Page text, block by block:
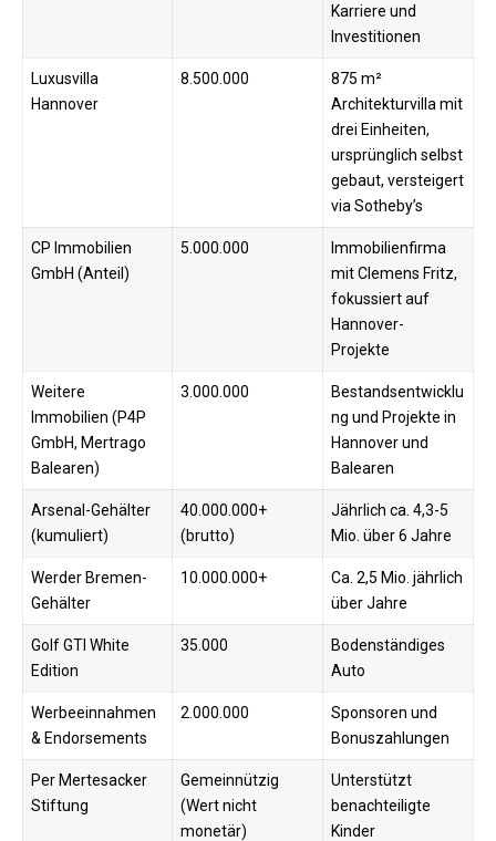
Karriere und
Investitionen
Luxusvilla
Hannover
8.500.000
875 m²
Architekturvilla mit
drei Einheiten,
ursprünglich selbst
gebaut, versteigert
via Sotheby’s
CP Immobilien
GmbH (Anteil)
5.000.000
Immobilienfirma
mit Clemens Fritz,
fokussiert auf
Hannover-
Projekte
Weitere
Immobilien (P4P
GmbH, Mertrago
Balearen)
3.000.000
Bestandsentwicklu
ng und Projekte in
Hannover und
Balearen
Arsenal-Gehälter
(kumuliert)
40.000.000+
(brutto)
Jährlich ca. 4,3-5
Mio. über 6 Jahre
Werder Bremen-
Gehälter
10.000.000+
Ca. 2,5 Mio. jährlich
über Jahre
Golf GTI White
Edition
35.000
Bodenständiges
Auto
Werbeeinnahmen
& Endorsements
2.000.000
Sponsoren und
Bonuszahlungen
Per Mertesacker
Stiftung
Gemeinnützig
(Wert nicht
monetär)
Unterstützt
benachteiligte
Kinder